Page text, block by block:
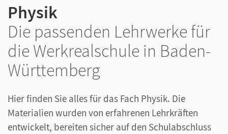
Physik
Die passenden Lehrwerke für
die Werkrealschule in Baden-
Württemberg
Hier finden Sie alles für das Fach Physik. Die
Materialien wurden von erfahrenen Lehrkräften
entwickelt, bereiten sicher auf den Schulabschluss